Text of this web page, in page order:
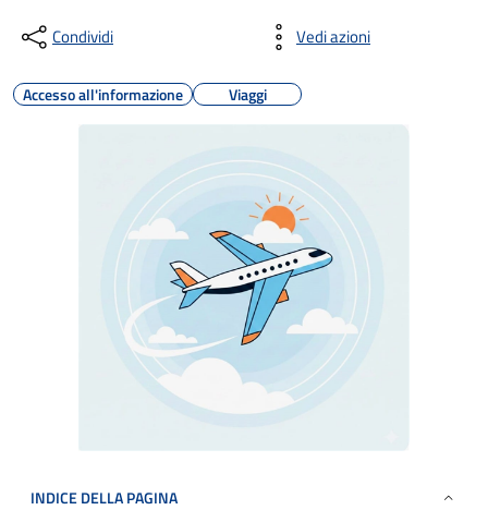
Condividi Vedi azioni
Accesso all'informazione Viaggi
INDICE DELLA PAGINA